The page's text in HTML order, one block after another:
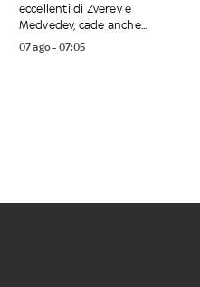
eccellenti di Zverev e
Medvedev, cade anche...
07 ago - 07:05